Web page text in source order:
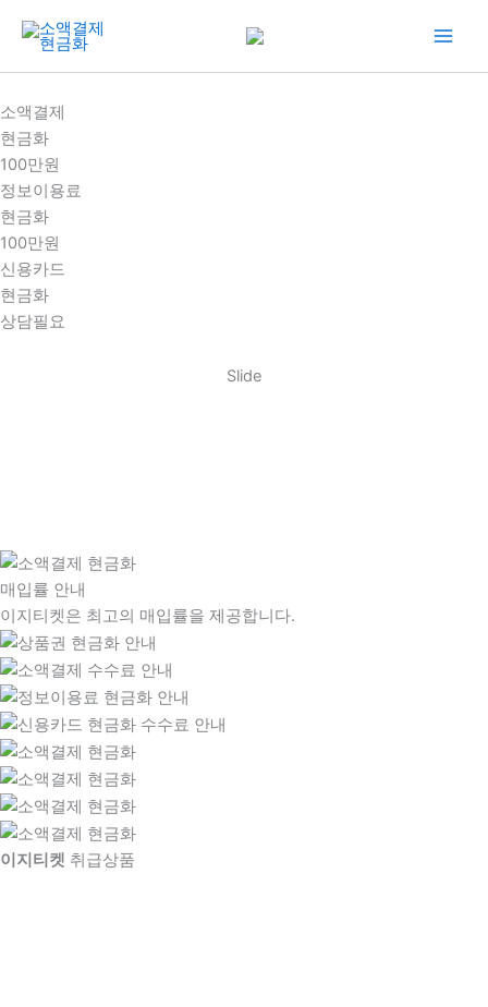
건
너
뛰
기
소액결제
현금화
100만원
정보이용료
현금화
100만원
신용카드
현금화
상담필요
Slide
매입률 안내
이지티켓은 최고의 매입률을 제공합니다.
이지티켓 취급상품